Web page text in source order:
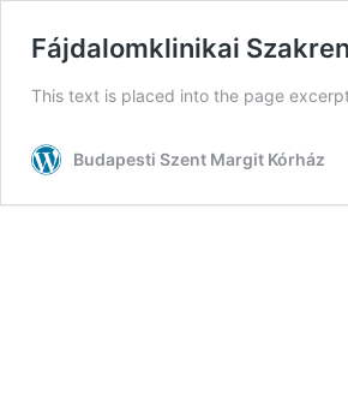
Fájdalomklinikai
This text is placed into the page
Budapesti Szent Margit Kórház